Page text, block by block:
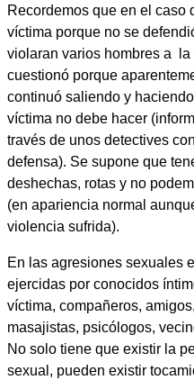
Recordemos que en el caso
víctima porque no se
violaran varios hombres a
cuestionó porque
continuó saliendo y
víctima no debe hacer
través de unos detectives
defensa). Se supone que
deshechas, rotas y no
(en apariencia normal
violencia sufrida).
En las agresiones sexuales
ejercidas por conocidos
víctima, compañeros,
masajistas, psicólogos,
No solo tiene que existir la
sexual, pueden existir